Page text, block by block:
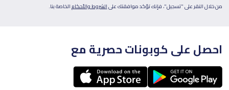
من خلال النقر على "تسجيل"، فإنك تؤكد موافقتك علىالشروط والأحكامالخاصة بنا.
احصل على كوبونات حصرية مع